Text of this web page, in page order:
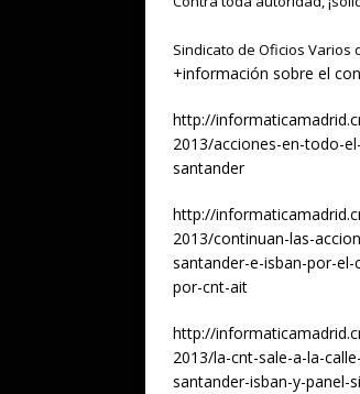
Sindicato de Oficios Varios
+información sobre el
http://
2013/acciones-en-todo-
santander
http://
2013/continuan-las-
santander-e-isban-por-
por-cnt-ait
http://
2013/la-cnt-sale-a-la-
santander-isban-y-panel-